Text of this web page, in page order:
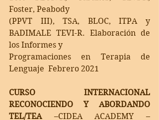
Foster, Peabody
(PPVT III), TSA, BLOC, ITPA y
BADIMALE TEVI-R. Elaboración de
los Informes y
Programaciones en Terapia de
Lenguaje  Febrero 2021
CURSO INTERNACIONAL
RECONOCIENDO Y ABORDANDO
TEL/TEA –CIDEA ACADEMY –